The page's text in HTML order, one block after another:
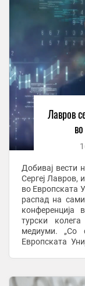
Лавров
Добивај вести
Сергеј Лавров,
во Европската
распад на
турски
медиуми. „Со оглед на внатрешните проблеми на
Европската